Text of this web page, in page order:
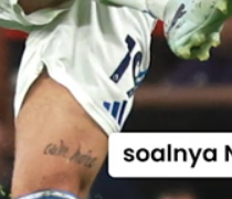
Suka
Login untuk
Tidak
Login untuk